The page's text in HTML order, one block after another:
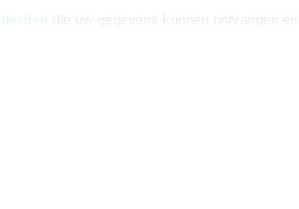
die uw gegevens kunnen ontvangen en